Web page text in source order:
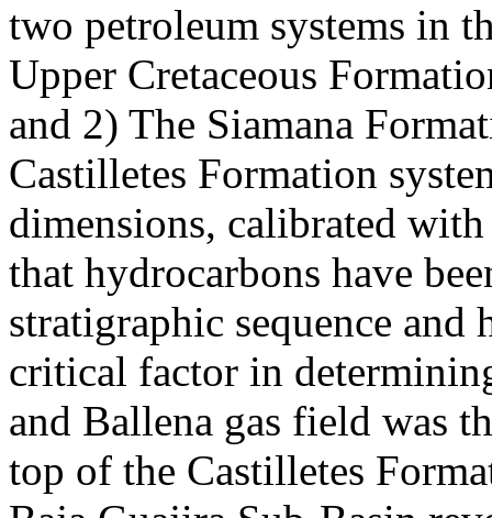
two petroleum systems in
Upper Cretaceous
and 2) The Siamana
Castilletes Formation
dimensions, calibrated
that hydrocarbons have
stratigraphic sequence and
critical factor in
and Ballena gas field was
top of the Castilletes